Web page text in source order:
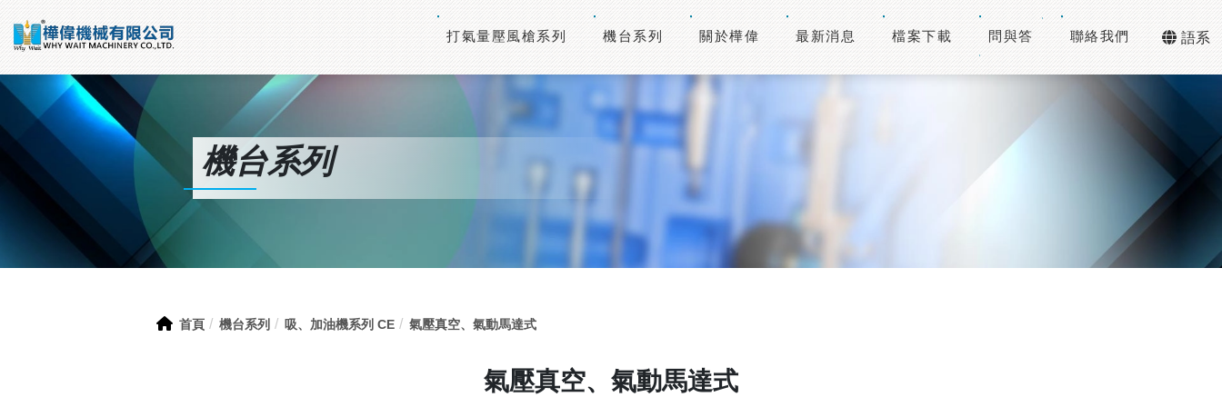
打氣量壓風槍系列 機台系列 關於樺偉 最新消息 檔案下載 問與答 聯絡我們 語系
機台系列
首頁 機台系列 吸、加油機系列 CE 氣壓真空、氣動馬達式
氣壓真空、氣動馬達式